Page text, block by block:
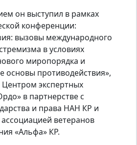
он выступил в рамках
конференции:
вызовы международного
в условиях
миропорядка и
основы противодействия»,
экспертных
в партнерстве с
и права НАН КР и
ветеранов
«Альфа» КР.